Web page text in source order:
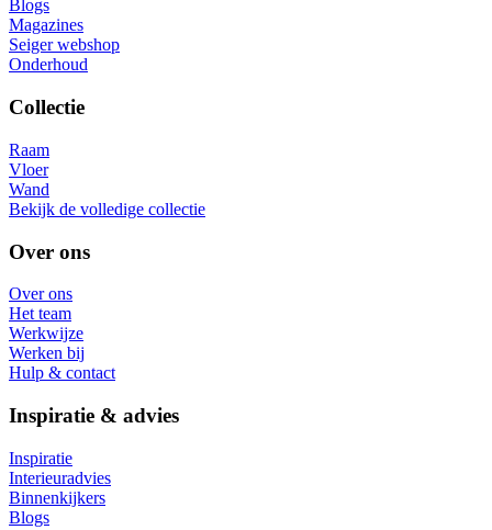
Blogs
Magazines
Seiger webshop
Onderhoud
Collectie
Raam
Vloer
Wand
Bekijk de volledige collectie
Over ons
Over ons
Het team
Werkwijze
Werken bij
Hulp & contact
Inspiratie & advies
Inspiratie
Interieuradvies
Binnenkijkers
Blogs